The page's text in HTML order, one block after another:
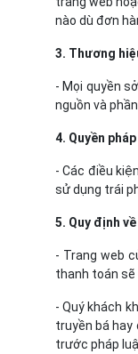
nào dù đơn
3. Thương
- Mọi quyền
nguồn và
4. Quyền
- Các điều
sử dụng trái
5. Quy định
- Trang web
thanh toán sẽ
- Quý khách
truyền bá hay
trước pháp